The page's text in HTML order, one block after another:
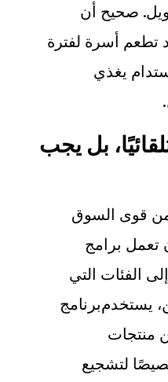
صحيح أن
أسرة لفترة
يغذي
بل يجب
قوى السوق
برامج
الفئات التي
يستخدمبرنامج
لتشجيع